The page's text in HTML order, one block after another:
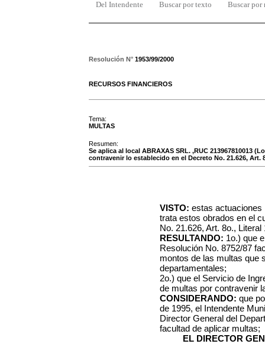
Del Intendente Buscar por texto Buscar por
Resolución N° 1953/99/2000
RECURSOS FINANCIEROS
Tema:
MULTAS
Resumen:
Se aplica al local ABRAXAS SRL. ,RUC 213967810013
contravenir lo establecido en el Decreto No. 21.626, Art.
VISTO: estas actuaciones
trata estos obrados en el
No. 21.626, Art. 8o.,
RESULTANDO: 1o.) que
Resolución No. 8752/87
montos de las multas que
departamentales;
2o.) que el Servicio de
de multas por contravenir
CONSIDERANDO: que
de 1995, el Intendente
Director General del
facultad de aplicar multas;
EL DIRECTOR